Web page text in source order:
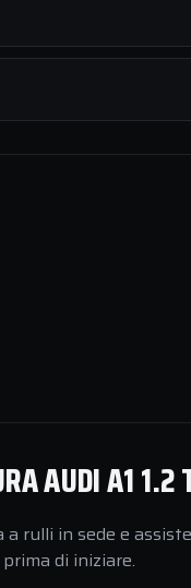
AUDI A1 1.2
rulli in sede e
prima di iniziare.